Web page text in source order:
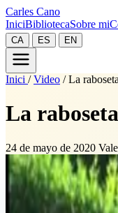
Carles Cano
IniciBibliotecaSobre mi
CA
ES EN
Inici / Video / La
La
24 de mayo de 2020